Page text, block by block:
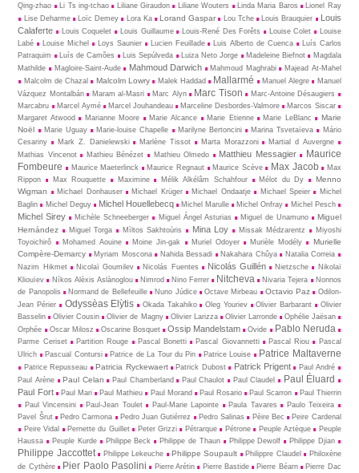
Qing-zhao
Li Ts ing-tchao Liliane Giraudon Liliane Wouters Linda Maria Baros
Lionel Ray
Lise Deharme
Loïc Demey Lora Ka Lorand Gaspar Lou Tche Louis Brauquier
Louis
Calaferte
Louis Coquelet Louis Guillaume Louis-René Des Forêts Louise Colet
Louise
Labé
Louise Michel Loys Saunier Lucien Feuillade Luis Alberto de Cuenca
Luís Carlos
Patraquim
Luís de Camões Luis Sepúlveda Luiza Neto Jorge Madeleine Biefnot
Magdala
Mathilde
Magloire-Saint-Aude Mahmoud Darwich Mahmoud Maghrabi
Majead At-Mahel
Malcolm de Chazal
Malcolm Lowry Malek Haddad Mallarmé Manuel Alegre
Manuel
Vázquez Montalbán
Maram al-Masri Marc Alyn Marc Tison
Marc-Antoine Désaugiers
Marcabru
Marcel Aymé Marcel Jouhandeau Marceline Desbordes-Valmore
Marcos Siscar
Margaret Atwood
Marianne Moore Marie Alcance Marie Etienne Marie LeBlanc
Marie
Noël
Marie Uguay Marie-louise Chapelle Marilyne Bertoncini Marina Tsvetaïeva
Mário
Cesariny
Mark Z. Danielewski Marlène Tissot Marta Morazzoni
Martial d Auvergne
Mathias Vincenot
Mathieu Bénézet Mathieu Olmedo Matthieu Messagier
Maurice
Fombeure
Maurice Maeterlinck Maurice Regnaut Maurice Scève Max Jacob
Max
Rippon
Max Rouquette Maximine Mélik Alkélâm Schahfour Mélot du Dy
Menno
Wigman
Michael Donhauser Michael Krüger Michael Ondaatje Michael Speier
Michel
Baglin
Michel Deguy Michel Houellebecq Michel Marulle Michel Onfray Michel Pesch
Michel Sirey Michèle Schneeberger Miguel Ángel Asturias Miguel de Unamuno
Miguel
Hernández
Miguel Torga Mìltos Sakhtoùris Mina Loy Missak Médzarentz
Miyoshi
Toyoichirô
Mohamed Aouine Moine Jin-gak Muriel Odoyer Murièle Modély
Murielle
Compère-Demarcy
Myriam Moscona Nahida Bessadi Nakahara Chûya
Natalia Correia
Nazim Hikmet
Nicolaï Goumilev Nicolás Fuentes Nicolás Guillén Nietz­sche
Nikolaï
Kliouïev
Níkos Alèxis Aslànoglou Nimrod Nino Ferrer Nitcheva Nivaria Tejera
Nonnos
de Panopolis
Normand de Bellefeuille Nuno Júdice Octave Mirbeau Octavio Paz
Odilon-
Jean Périer
Odyssèas Elỳtis Okada Takahiko Oleg Youriev Olivier Barbarant
Olivier
Basselin
Olivier Cousin Olivier de Magny Olivier Larizza Olivier Larronde
Ophélie Jaësan
Orphée
Oscar Milosz Oscarine Bosquet Ossip Mandelstam Ovide Pablo Neruda
Parme Ceriset Partition Rouge Pascal Bonetti Pascal Giovannetti Pascal Riou
Pascal
Ulrich
Pascual Contursi Patrice de La Tour du Pin Patrice Louise Patrice Maltaverne
Patrice Repusseau Patricia Ryckewaert Patrick Dubost Patrick Prigent
Paul André
Paul Arène
Paul Celan Paul Chamberland Paul Chaulot Paul Claudel Paul Éluard
Paul Fort Paul Mari Paul Mathieu Paul Morand Paul Rosario Paul Scarron
Paul Thierrin
Paul Vincensini
Paul-Jean Toulet Paul-Marie Lapointe Paula Tavares
Paulo Teixeira
Pavel Šrut
Pedro Carmona Pedro Juan Gutiérrez Pedro Salinas Pèire Bec
Peire Cardenal
Peire Vidal
Pernette du Guillet Peter Grizzi Pétrarque Pétrone Peuple Aztèque
Peuple
Haussa
Peuple Kurde Philippe Beck Philippe de Thaun Philippe Dewolf Philippe Djian
Philippe Jaccottet Philippe Lekeuche Philippe Soupault Philippre Claudel
Philoxène
de Cythère
Pier Paolo Pasolini Pierre Arétin Pierre Bastide Pierre Béarn
Pierre Dac